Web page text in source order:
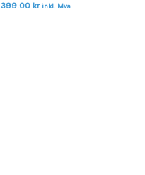
399.00 kr inkl. Mva